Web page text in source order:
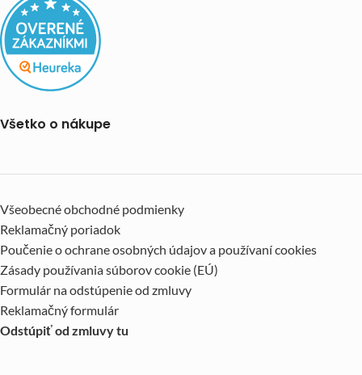
Všetko o nákupe
Všeobecné obchodné podmienky
Reklamačný poriadok
Poučenie o ochrane osobných údajov a používaní cookies
Zásady používania súborov cookie (EÚ)
Formulár na odstúpenie od zmluvy
Reklamačný formulár
Odstúpiť od zmluvy tu